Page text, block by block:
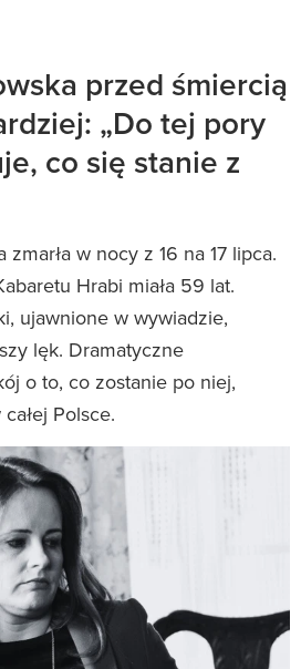
przed śmiercią
„Do tej pory
co się stanie z
zmarła w nocy z 16 na 17 lipca.
Hrabi miała 59 lat.
ujawnione w wywiadzie,
lęk. Dramatyczne
o to, co zostanie po niej,
Polsce.